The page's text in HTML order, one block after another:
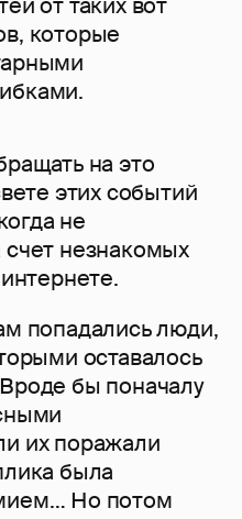
от таких вот
которые
на это
этих событий
не
незнакомых
попадались люди,
оставалось
бы поначалу
их поражали
была
Но потом